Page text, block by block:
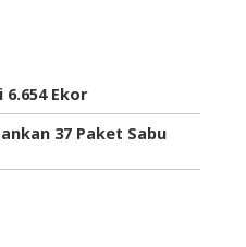
Ekor
37 Paket Sabu